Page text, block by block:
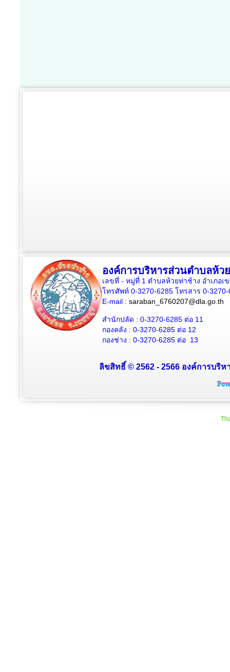
องค์การบริหารส่วนตำบลห้ว
เลขที่ - หมู่ที่ 1 ตำบลห้วยท่าช้าง อำเภอเ
โทรศัพท์ 0-3270-6285 โทรสาร 0-
E-mail : saraban_6760207@dla.go.th
สำนักปลัด : 0-3270-6285 ต่อ 11
กองคลัง : 0-3270-6285 ต่อ 12
กองช่าง : 0-3270-6285 ต่อ 13
ลิขสิทธิ์ © 2562 - 2566 องค์การบริ